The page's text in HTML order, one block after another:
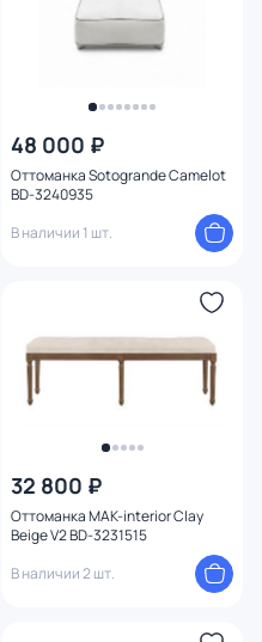
48 000 ₽
Оттоманка Sotogrande Camelot
BD-3240935
В наличии 1 шт.
32 800 ₽
Оттоманка MAK-interior Clay
Beige V2 BD-3231515
В наличии 2 шт.